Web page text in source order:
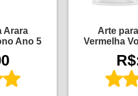
Arara
Ano 5
Arte
Vermelha